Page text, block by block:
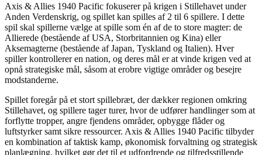
Axis & Allies 1940 Pacific fokuserer på krigen i Stillehavet under
Anden Verdenskrig, og spillet kan spilles af 2 til 6 spillere. I dette
spil skal spillerne vælge at spille som én af de to store magter: de
Allierede (bestående af USA, Storbritannien og Kina) eller
Aksemagterne (bestående af Japan, Tyskland og Italien). Hver
spiller kontrollerer en nation, og deres mål er at vinde krigen ved at
opnå strategiske mål, såsom at erobre vigtige områder og besejre
modstanderne.
Spillet foregår på et stort spillebræt, der dækker regionen omkring
Stillehavet, og spillere tager turer, hvor de udfører handlinger som at
forflytte tropper, angre fjendens områder, opbygge flåder og
luftstyrker samt sikre ressourcer. Axis & Allies 1940 Pacific tilbyder
en kombination af taktisk kamp, økonomisk forvaltning og strategisk
planlægning, hvilket gør det til et udfordrende og tilfredsstillende